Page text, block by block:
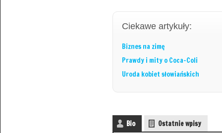
Ciekawe artykuły:
Biznes na zimę
Prawdy i mity o Coca-Coli
Uroda kobiet słowiańskich
Bio Ostatnie wpisy